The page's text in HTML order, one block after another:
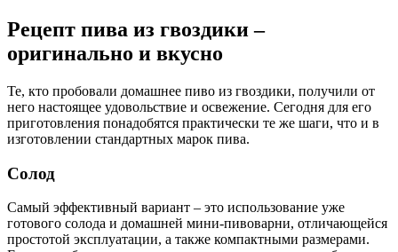
Рецепт пива из гвоздики –
оригинально и вкусно
Те, кто пробовали домашнее пиво из гвоздики, получили от
него настоящее удовольствие и освежение. Сегодня для его
приготовления понадобятся практически те же шаги, что и в
изготовлении стандартных марок пива.
Солод
Самый эффективный вариант – это использование уже
готового солода и домашней мини-пивоварни, отличающейся
простотой эксплуатации, а также компактными размерами.